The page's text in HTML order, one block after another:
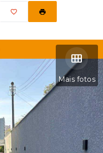
Mais fotos